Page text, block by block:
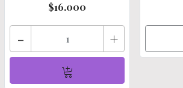
$16.000
- +